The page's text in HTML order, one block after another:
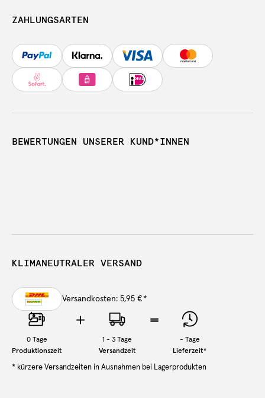
ZAHLUNGSARTEN
BEWERTUNGEN UNSERER KUND*INNEN
KLIMANEUTRALER VERSAND
Versandkosten: 5,95 €*
0Tage
Produktionszeit
1 - 3 Tage
Versandzeit
- Tage
Lieferzeit*
* kürzere Versandzeiten in Ausnahmen bei Lagerprodukten